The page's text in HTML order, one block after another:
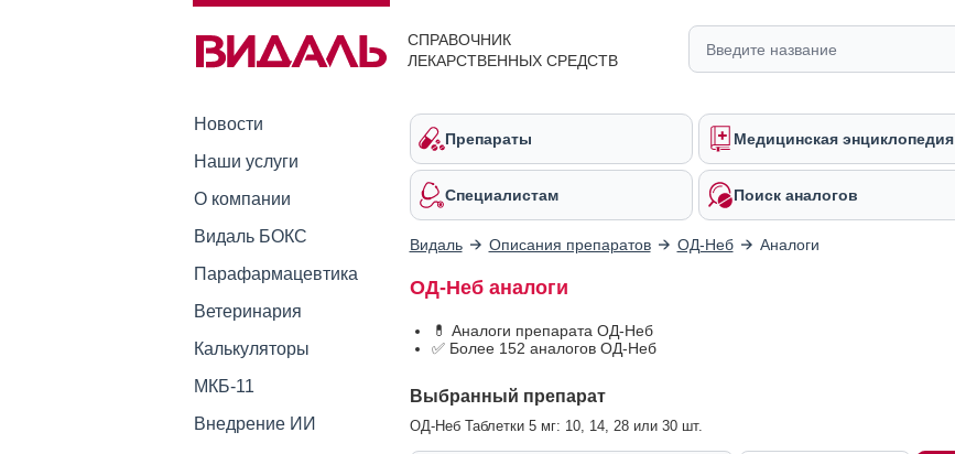
СПРАВОЧНИК
ЛЕКАРСТВЕННЫХ СРЕДСТВ
Новости
Наши услуги
О компании
Видаль БОКС
Парафармацевтика
Ветеринария
Калькуляторы
МКБ-11
Внедрение ИИ
Препараты Медицинская энциклопедия
Специалистам Поиск аналогов
Видаль Описания препаратов ОД-Неб Аналоги
ОД-Неб аналоги
💊 Аналоги препарата ОД-Неб
✅ Более 152 аналогов ОД-Неб
Выбранный препарат
ОД-Неб Таблетки 5 мг: 10, 14, 28 или 30 шт.